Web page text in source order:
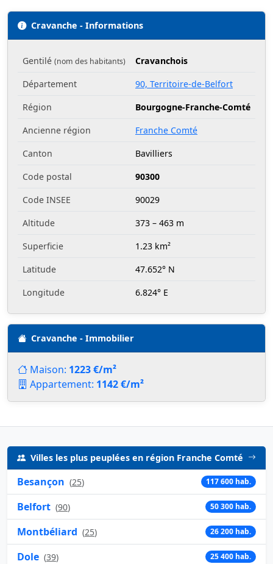
Cravanche - Informations
Gentilé (nom des habitants)
Cravanchois
Département
90, Territoire-de-Belfort
Région
Bourgogne-Franche-Comté
Ancienne région
Franche Comté
Canton
Bavilliers
Code postal
90300
Code INSEE
90029
Altitude
373 – 463 m
Superficie
1.23 km²
Latitude
47.652° N
Longitude
6.824° E
Cravanche - Immobilier
Maison: 1223 €/m²
Appartement: 1142 €/m²
Villes les plus peuplées en région Franche Comté
Besançon (25) 117 600 hab.
Belfort (90) 50 300 hab.
Montbéliard (25) 26 200 hab.
Dole (39) 25 400 hab.